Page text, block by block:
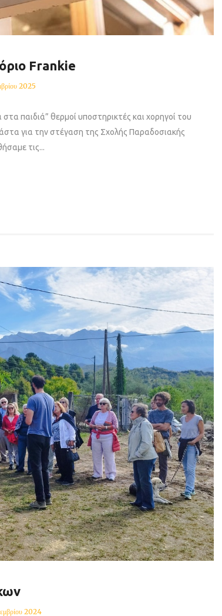
Frankie
2025
παιδιά” θερμοί υποστηρικτές και χορηγοί του
για την στέγαση της Σχολής Παραδοσιακής
τις...
2024